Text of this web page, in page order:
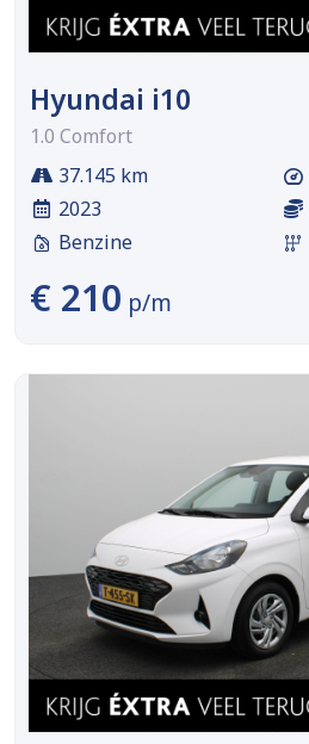
Hyundai i10
1.0 Comfort
37.145 km
2023
Benzine
€ 210 p/m